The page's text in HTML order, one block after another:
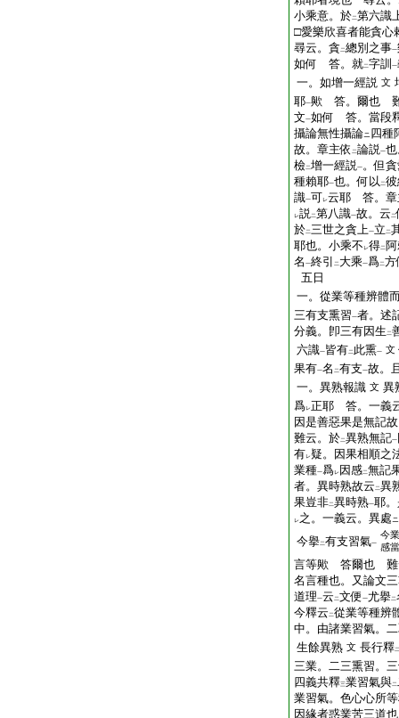
小乘意。於二第六識
□愛樂欣喜者能貪
尋云。貪 二總別之事一
如何 答。就二字訓 一
一。如增一經説 文
耶一歟 答。爾也 難
文一如何 答。當段
攝論無性攝論ニ四種
故。章主依 二論説一
檢二增一經説一。但
種賴耶一也。何以 二
識一可レ云耶 答。章
レ説二第八識一故。云 二
於二三世之貪上一立 二
耶也。小乘不 レ得二
名 一終引 二 大乘一爲二方
五日
一。從業等種辨體
三有支熏習一者。述
分義。卽三有因生 二
六識一皆有二 此熏一 文
果有一名 二有支一故。
一。異熟報識 文 異
爲レ正耶 答。一義
因是善惡果是無記
難云。於二異熟無記一
有レ疑。因果相順之
業種一爲レ 因感二無記
者。異時熟故云 二異
果豈非二異時熟一耶
レ之。一義云。異處ニ
今擧二有支習氣一
今
感
言等歟 答爾也 難
名言種也。又論文
道理一云 二文便 一尤擧二
今釋云 二從業等種辨
中。由諸業習氣。
生餘異熟 文 長行釋二
三業。二三熏習。
四義共釋三業習氣與二
業習氣。色心心所
因緣者惑業苦三道